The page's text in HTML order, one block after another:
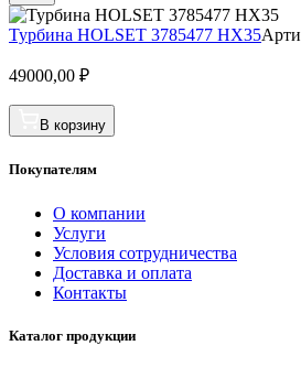
Турбина HOLSET 3785477 HX35
49000,00 ₽
В корзину
Покупателям
О компании
Услуги
Условия сотрудничества
Доставка и оплата
Контакты
Каталог продукции